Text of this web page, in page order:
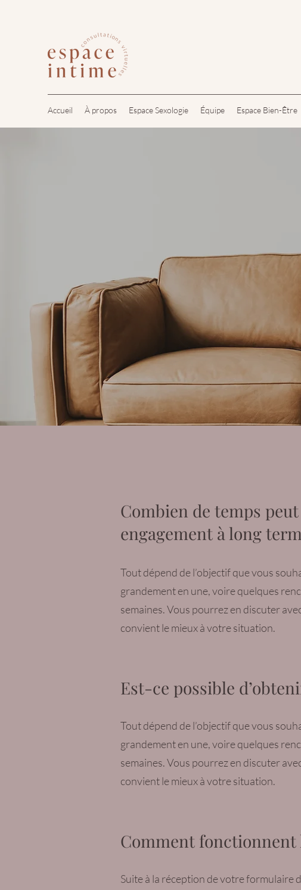
Accueil À propos Espace Sexologie Équipe Espace Bien-Être
Combien de temps
engagement à long
Tout dépend de l’objectif que vous
grandement en une, voire quelques
semaines. Vous pourrez en discuter
convient le mieux à votre situation.
Est-ce possible
Tout dépend de l’objectif que vous
grandement en une, voire quelques
semaines. Vous pourrez en discuter
convient le mieux à votre situation.
Comment fonctionnent
Suite à la réception de votre formulaire